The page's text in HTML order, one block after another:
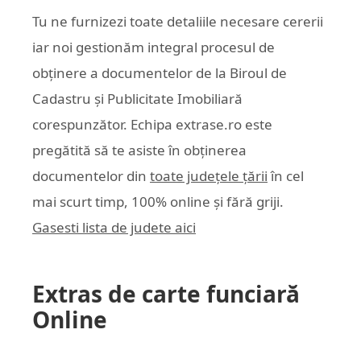
Tu ne furnizezi toate detaliile necesare cererii
iar noi gestionăm integral procesul de
obținere a documentelor de la Biroul de
Cadastru și Publicitate Imobiliară
corespunzător. Echipa extrase.ro este
pregătită să te asiste în obținerea
documentelor din toate județele țării în cel
mai scurt timp, 100% online și fără griji.
Gasesti lista de judete aici
Extras de carte funciară
Online